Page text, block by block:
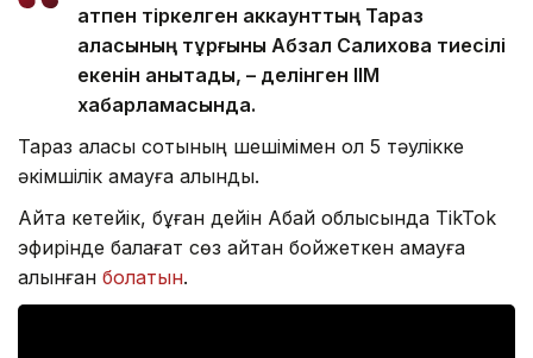
атпен тіркелген аккаунттың Тараз
қаласының тұрғыны Абзал Салиховқа тиесілі
екенін анықтады, – делінген ІІМ
хабарламасында.
Тараз қаласы сотының шешімімен ол 5 тәулікке
әкімшілік қамауға алынды.
Айта кетейік, бұған дейін Абай облысында TikTok
эфирінде балағат сөз айтқан бойжеткен қамауға
алынған болатын.